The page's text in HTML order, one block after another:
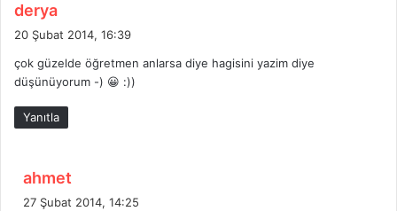
derya
i
k
i
:
20 Şubat 2014, 16:39
çok güzelde öğretmen anlarsa diye hagisini yazim diye
düşünüyorum -) 😀 :))
Yanıtla
ahmet
e
27 Şubat 2014, 14:25